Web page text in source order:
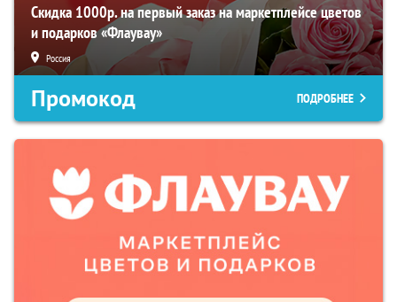
Скидка 1000р. на первый заказ на маркетплейсе цветов
и подарков «Флаувау»
Россия
Промокод ПОДРОБНЕЕ